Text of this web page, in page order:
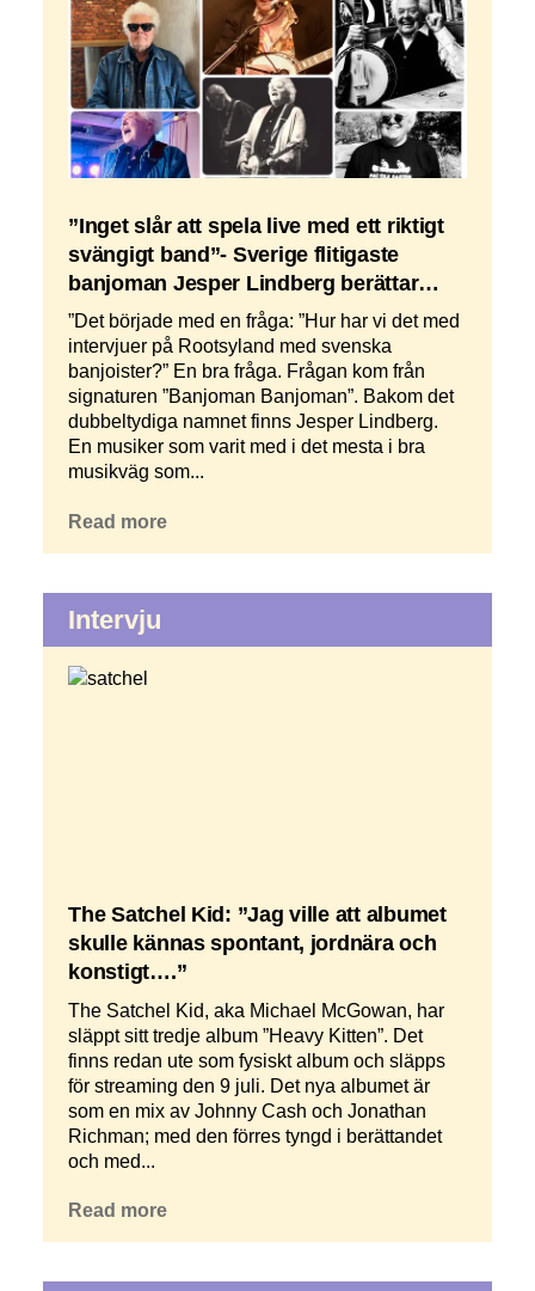
”Inget slår att spela live med ett riktigt
svängigt band”- Sverige flitigaste
banjoman Jesper Lindberg berättar…
”Det började med en fråga: ”Hur har vi det med
intervjuer på Rootsyland med svenska
banjoister?” En bra fråga. Frågan kom från
signaturen ”Banjoman Banjoman”. Bakom det
dubbeltydiga namnet finns Jesper Lindberg.
En musiker som varit med i det mesta i bra
musikväg som...
Read more
Intervju
The Satchel Kid: ”Jag ville att albumet
skulle kännas spontant, jordnära och
konstigt….”
The Satchel Kid, aka Michael McGowan, har
släppt sitt tredje album ”Heavy Kitten”. Det
finns redan ute som fysiskt album och släpps
för streaming den 9 juli. Det nya albumet är
som en mix av Johnny Cash och Jonathan
Richman; med den förres tyngd i berättandet
och med...
Read more